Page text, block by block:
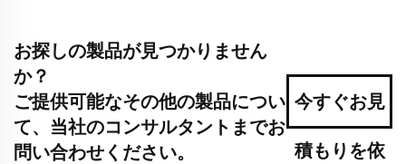
お探しの製品が見つかりません
か？
ご提供可能なその他の製品につい
て、当社のコンサルタントまでお
問い合わせください。
今すぐお見
積もりを依